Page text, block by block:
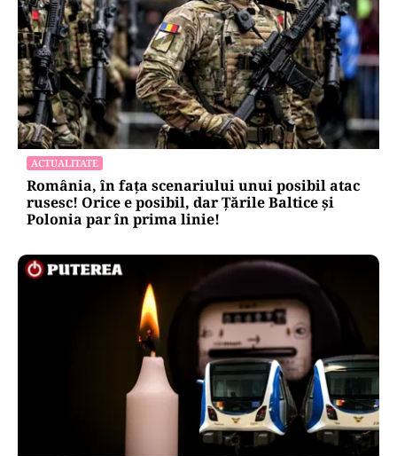
ACTUALITATE
România, în fața scenariului unui posibil atac
rusesc! Orice e posibil, dar Țările Baltice și
Polonia par în prima linie!